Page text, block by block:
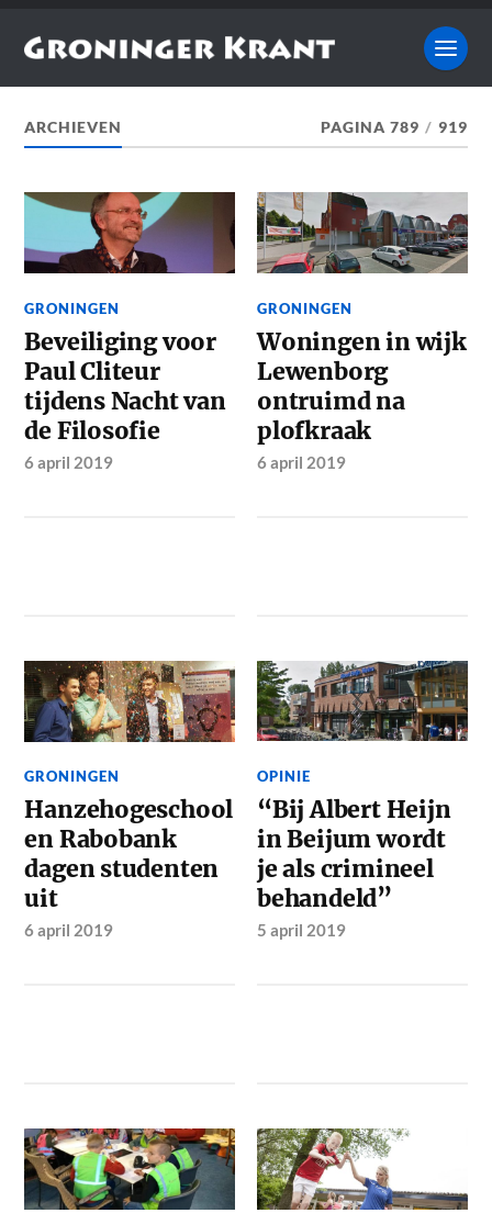
ARCHIEVEN PAGINA 789 / 919
GRONINGEN
Beveiliging voor
Paul Cliteur
tijdens Nacht van
de Filosofie
6 april 2019
GRONINGEN
Woningen in wijk
Lewenborg
ontruimd na
plofkraak
6 april 2019
GRONINGEN
Hanzehogeschool
en Rabobank
dagen studenten
uit
6 april 2019
OPINIE
“Bij Albert Heijn
in Beijum wordt
je als crimineel
behandeld”
5 april 2019